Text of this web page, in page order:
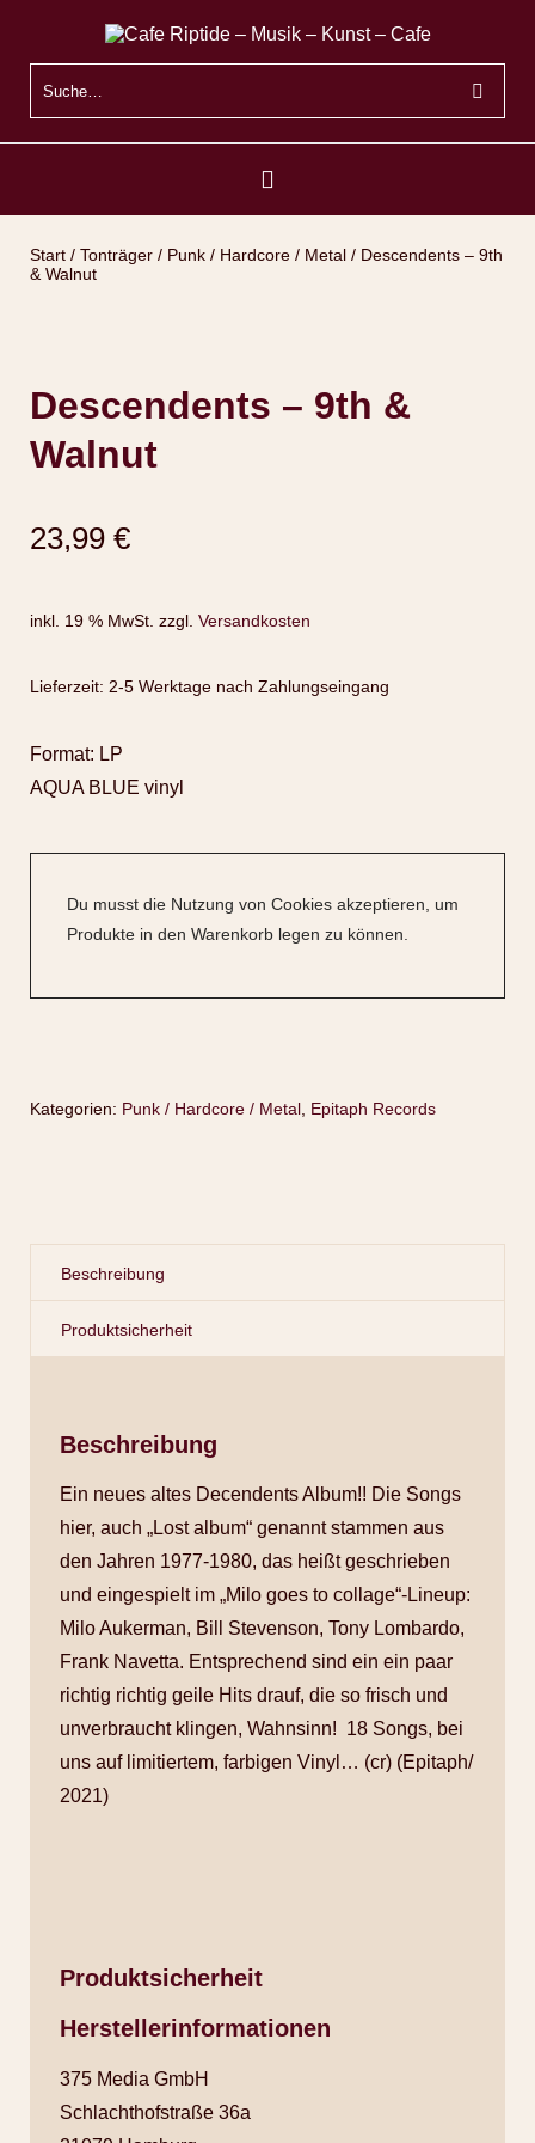
Start / Tonträger / Punk / Hardcore / Metal / Descendents – 9th
& Walnut
Descendents – 9th &
Walnut
23,99 €
inkl. 19 % MwSt. zzgl. Versandkosten
Lieferzeit: 2-5 Werktage nach Zahlungseingang
Format: LP
AQUA BLUE vinyl
Du musst die Nutzung von Cookies akzeptieren, um
Produkte in den Warenkorb legen zu können.
Kategorien: Punk / Hardcore / Metal Epitaph Records
Beschreibung
Produktsicherheit
Beschreibung
Ein neues altes Decendents Album!! Die Songs
hier, auch „Lost album“ genannt stammen aus
den Jahren 1977-1980, das heißt geschrieben
und eingespielt im „Milo goes to collage“-Lineup:
Milo Aukerman, Bill Stevenson, Tony Lombardo,
Frank Navetta. Entsprechend sind ein ein paar
richtig richtig geile Hits drauf, die so frisch und
unverbraucht klingen, Wahnsinn! 18 Songs, bei
uns auf limitiertem, farbigen Vinyl… (cr) (Epitaph/
2021)
Produktsicherheit
Herstellerinformationen
375 Media GmbH
Schlachthofstraße 36a